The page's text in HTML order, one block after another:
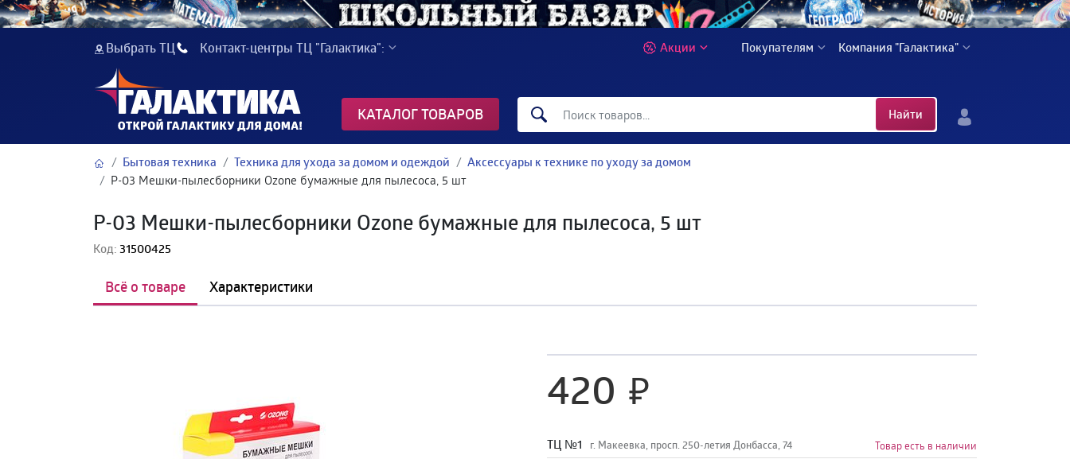
Выбрать ТЦ Контакт-центры ТЦ "Галактика": Акции Покупателям Компания "Галактика"
КАТАЛОГ ТОВАРОВ Найти
Бытовая техника Техника для ухода за домом и одеждой Аксессуары к технике по уходу за домом
P-03 Мешки-пылесборники Ozone бумажные для пылесоса, 5 шт
P-03 Мешки-пылесборники Ozone бумажные для пылесоса, 5 шт
Код:31500425
Всё о товаре Характеристики
420
TЦ №1 г. Макеевка, просп. 250-летия Донбасса, 74 Товар есть в наличии